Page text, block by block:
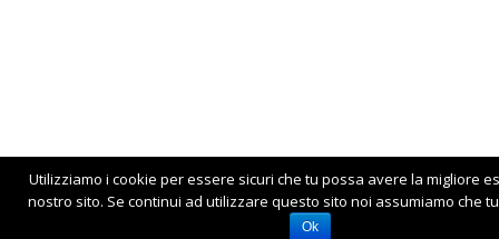
Utilizziamo i cookie per essere sicuri che tu possa avere la migliore
nostro sito. Se continui ad utilizzare questo sito noi assumiamo che
Ok